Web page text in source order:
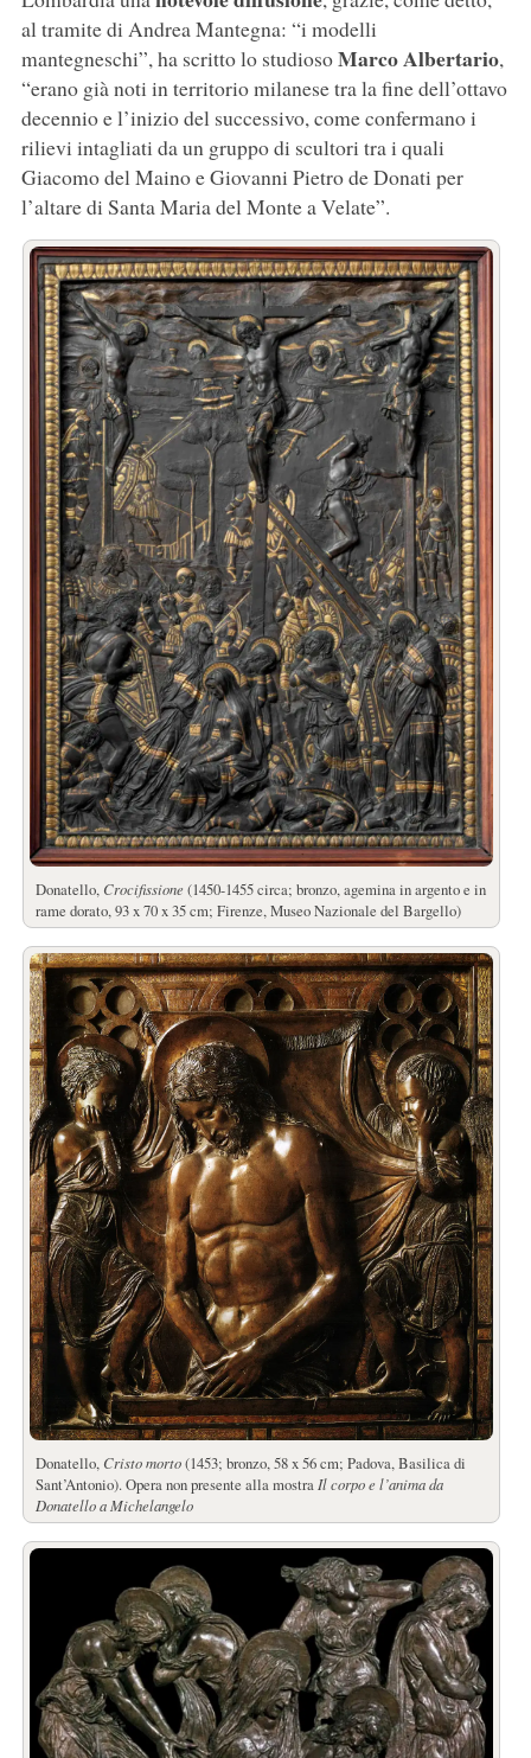
al tramite di Andrea Mantegna: “i modelli
mantegneschi”, ha scritto lo studiosoMarco Albertario,
“erano già noti in territorio milanese tra la fine dell’ottavo
decennio e l’inizio del successivo, come confermano i
rilievi intagliati da un gruppo di scultori tra i quali
Giacomo del Maino e Giovanni Pietro de Donati per
l’altare di Santa Maria del Monte a Velate”.
Donatello, Crocifissione (1450-1455 circa; bronzo, agemina in argento e in
rame dorato, 93 x 70 x 35 cm; Firenze, Museo Nazionale del Bargello)
Donatello, Cristo morto(1453; bronzo, 58 x 56 cm; Padova, Basilica di
Sant’Antonio). Opera non presente alla mostra Il corpo e l’anima da
Donatello a Michelangelo